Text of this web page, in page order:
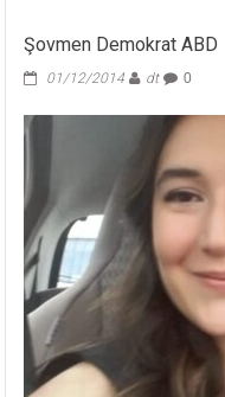
Şovmen Demokrat ABD
01/12/2014 dt 0